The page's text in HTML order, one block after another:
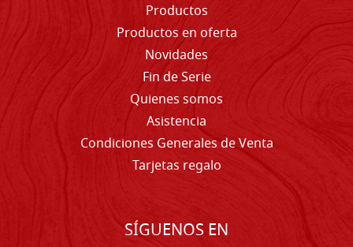
Productos
Productos en oferta
Novidades
Fin de Serie
Quienes somos
Asistencia
Condiciones Generales de Venta
Tarjetas regalo
SÍGUENOS EN